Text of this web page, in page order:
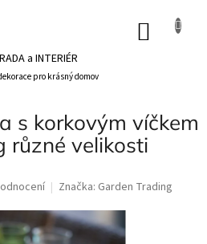
a INTERIÉR
pro krásný domov
s korkovým víčkem
různé velikosti
Značka: Garden Trading